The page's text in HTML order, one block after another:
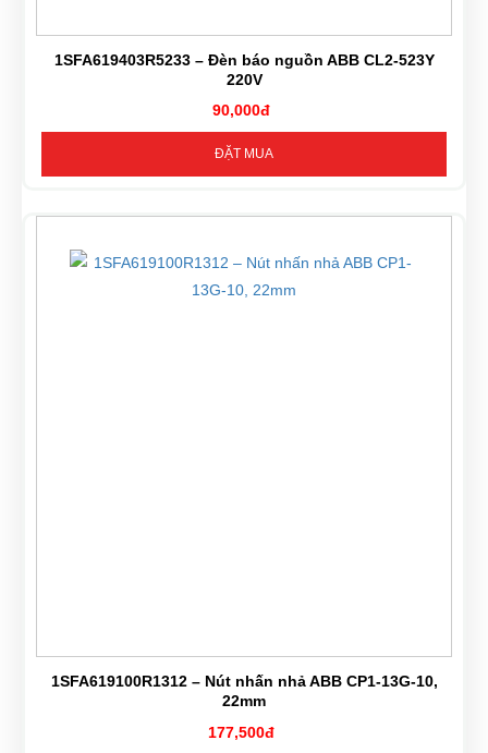
1SFA619403R5233 – Đèn báo nguồn ABB CL2-523Y
220V
90,000đ
ĐẶT MUA
1SFA619100R1312 – Nút nhấn nhả ABB CP1-13G-10,
22mm
177,500đ